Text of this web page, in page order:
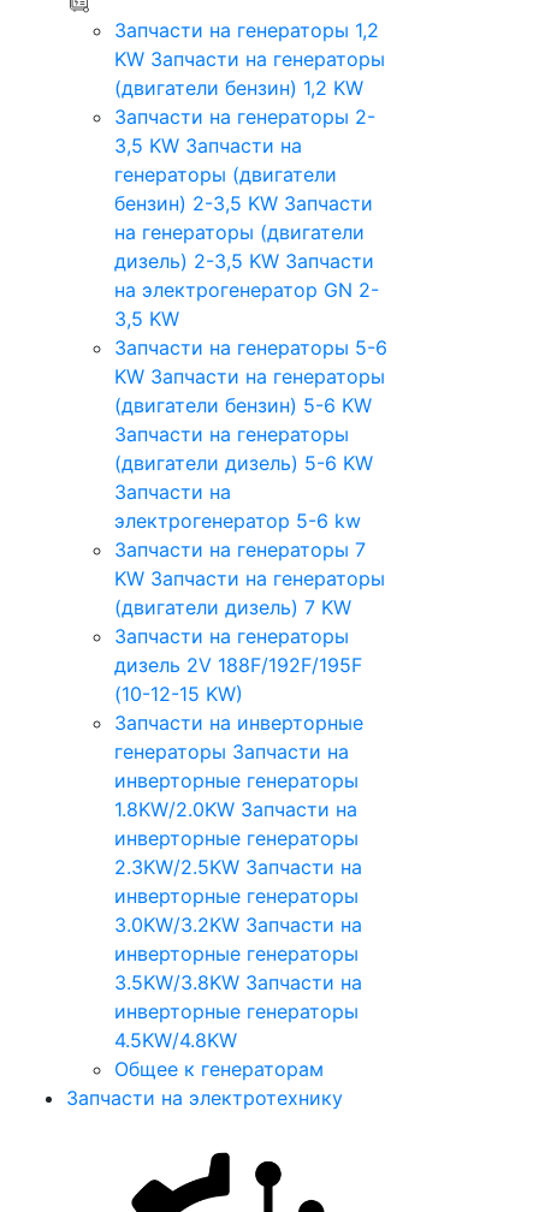
Запчасти на генераторы 1,2
KW Запчасти на генераторы
(двигатели бензин) 1,2 KW
Запчасти на генераторы 2-
3,5 KW Запчасти на
генераторы (двигатели
бензин) 2-3,5 KW Запчасти
на генераторы (двигатели
дизель) 2-3,5 KW Запчасти
на электрогенератор GN 2-
3,5 KW
Запчасти на генераторы 5-6
KW Запчасти на генераторы
(двигатели бензин) 5-6 KW
Запчасти на генераторы
(двигатели дизель) 5-6 KW
Запчасти на
электрогенератор 5-6 kw
Запчасти на генераторы 7
KW Запчасти на генераторы
(двигатели дизель) 7 KW
Запчасти на генераторы
дизель 2V 188F/192F/195F
(10-12-15 KW)
Запчасти на инверторные
генераторы Запчасти на
инверторные генераторы
1.8KW/2.0KW Запчасти на
инверторные генераторы
2.3KW/2.5KW Запчасти на
инверторные генераторы
3.0KW/3.2KW Запчасти на
инверторные генераторы
3.5KW/3.8KW Запчасти на
инверторные генераторы
4.5KW/4.8KW
Общее к генераторам
Запчасти на электротехнику